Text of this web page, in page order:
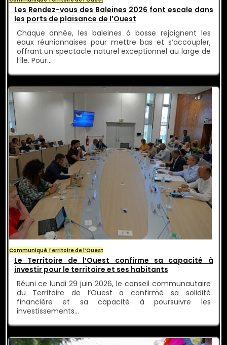
Les Rendez-vous des Baleines 2026 font escale dans
les ports de plaisance de l’Ouest
Chaque année, les baleines à bosse rejoignent les
eaux réunionnaises pour mettre bas et s’accoupler,
offrant un spectacle naturel exceptionnel au large de
l’île. Pour…
Communiqué Territoire de l’Ouest
Le Territoire de l’Ouest confirme sa capacité à
investir pour le territoire et ses habitants
Réuni ce lundi 29 juin 2026, le conseil communautaire
du Territoire de l’Ouest a confirmé sa solidité
financière et sa capacité à poursuivre les
investissements…